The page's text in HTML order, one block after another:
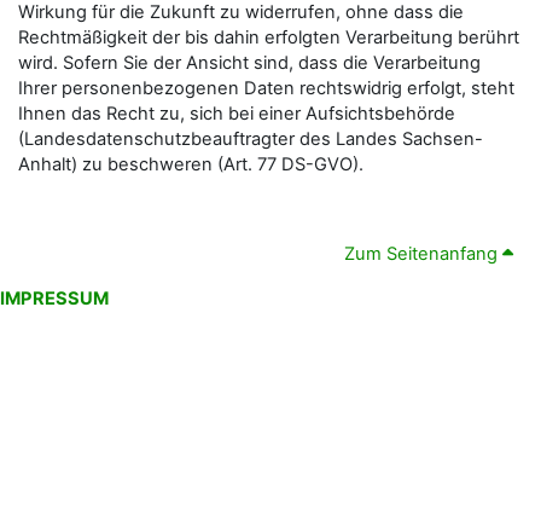
Wirkung für die Zukunft zu widerrufen, ohne dass die
Rechtmäßigkeit der bis dahin erfolgten Verarbeitung berührt
wird. Sofern Sie der Ansicht sind, dass die Verarbeitung
Ihrer personenbezogenen Daten rechtswidrig erfolgt, steht
Ihnen das Recht zu, sich bei einer Aufsichtsbehörde
(Landesdatenschutzbeauftragter des Landes Sachsen-
Anhalt) zu beschweren (Art. 77 DS-GVO).
Zum Seitenanfang
IMPRESSUM